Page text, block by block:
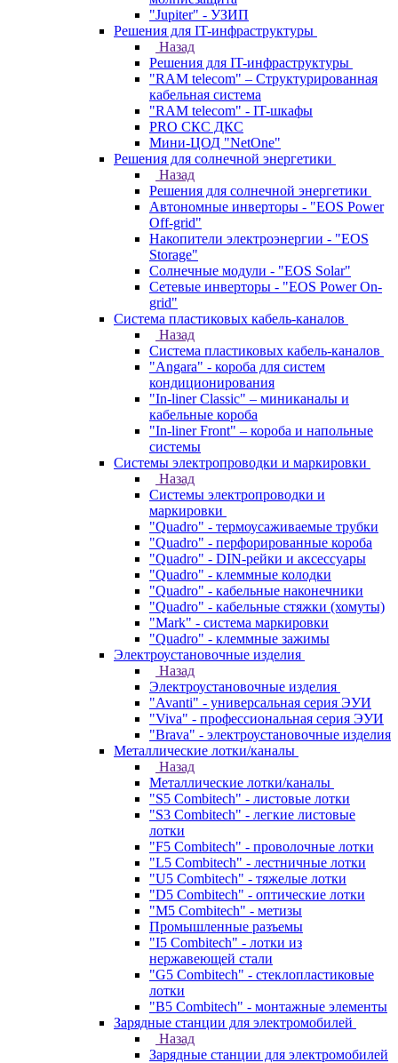
"Jupiter" - УЗИП
Решения для IT-инфраструктуры
Назад
Решения для IT-инфраструктуры
"RAM telecom" – Структурированная
кабельная система
"RAM telecom" - IT-шкафы
PRO СКС ДКС
Мини-ЦОД "NetOne"
Решения для солнечной энергетики
Назад
Решения для солнечной энергетики
Автономные инверторы - "EOS Power
Off-grid"
Накопители электроэнергии - "EOS
Storage"
Солнечные модули - "EOS Solar"
Сетевые инверторы - "EOS Power On-
grid"
Система пластиковых кабель-каналов
Назад
Система пластиковых кабель-каналов
"Angara" - короба для систем
кондиционирования
"In-liner Classic" – миниканалы и
кабельные короба
"In-liner Front" – короба и напольные
системы
Системы электропроводки и маркировки
Назад
Системы электропроводки и
маркировки
"Quadro" - термоусаживаемые трубки
"Quadro" - перфорированные короба
"Quadro" - DIN-рейки и аксессуары
"Quadro" - клеммные колодки
"Quadro" - кабельные наконечники
"Quadro" - кабельные стяжки (хомуты)
"Mark" - система маркировки
"Quadro" - клеммные зажимы
Электроустановочные изделия
Назад
Электроустановочные изделия
"Avanti" - универсальная серия ЭУИ
"Viva" - профессиональная серия ЭУИ
"Brava" - электроустановочные изделия
Металлические лотки/каналы
Назад
Металлические лотки/каналы
"S5 Combitech" - листовые лотки
"S3 Combitech" - легкие листовые
лотки
"F5 Combitech" - проволочные лотки
"L5 Combitech" - лестничные лотки
"U5 Combitech" - тяжелые лотки
"D5 Combitech" - оптические лотки
"M5 Combitech" - метизы
Промышленные разъемы
"I5 Combitech" - лотки из
нержавеющей стали
"G5 Combitech" - стеклопластиковые
лотки
"B5 Combitech" - монтажные элементы
Зарядные станции для электромобилей
Назад
Зарядные станции для электромобилей